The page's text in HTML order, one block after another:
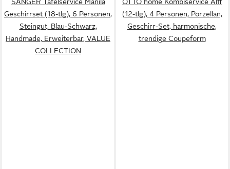
Geschirrset (18-tlg), 6 Personen,
Steingut, Blau-Schwarz,
Handmade, Erweiterbar, VALUE
COLLECTION
(12-tlg), 4 Personen, Porzellan,
Geschirr-Set, harmonische,
trendige Coupeform